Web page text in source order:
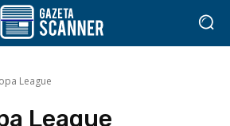
League
League